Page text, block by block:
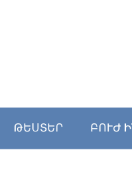
ԹԵՍՏԵՐ ԲՈՒԺ